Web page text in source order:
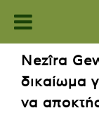
content
Nezîra
δικαίωμα
να